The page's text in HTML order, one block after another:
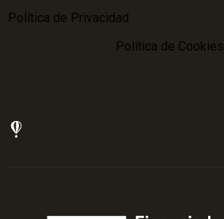
Política de Privacidad
Política de Cookies